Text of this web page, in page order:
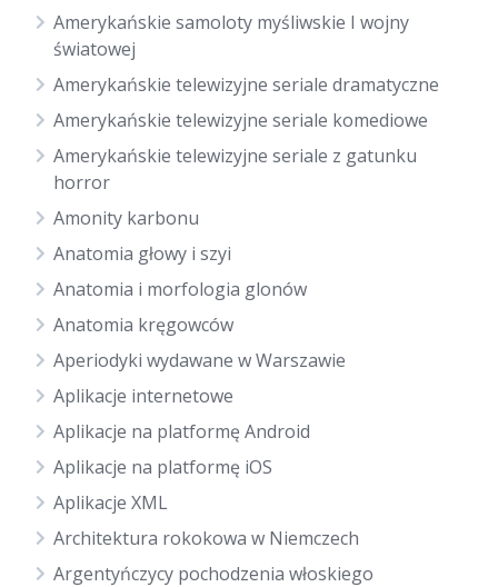
Amerykańskie samoloty myśliwskie I wojny
światowej
Amerykańskie telewizyjne seriale dramatyczne
Amerykańskie telewizyjne seriale komediowe
Amerykańskie telewizyjne seriale z gatunku
horror
Amonity karbonu
Anatomia głowy i szyi
Anatomia i morfologia glonów
Anatomia kręgowców
Aperiodyki wydawane w Warszawie
Aplikacje internetowe
Aplikacje na platformę Android
Aplikacje na platformę iOS
Aplikacje XML
Architektura rokokowa w Niemczech
Argentyńczycy pochodzenia włoskiego